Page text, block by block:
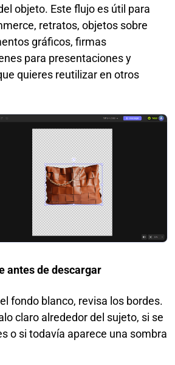
objeto. Este flujo es útil para
retratos, objetos sobre
gráficos, firmas
para presentaciones y
quieres reutilizar en otros
antes de descargar
fondo blanco, revisa los bordes.
claro alrededor del sujeto, si se
o si todavía aparece una sombra